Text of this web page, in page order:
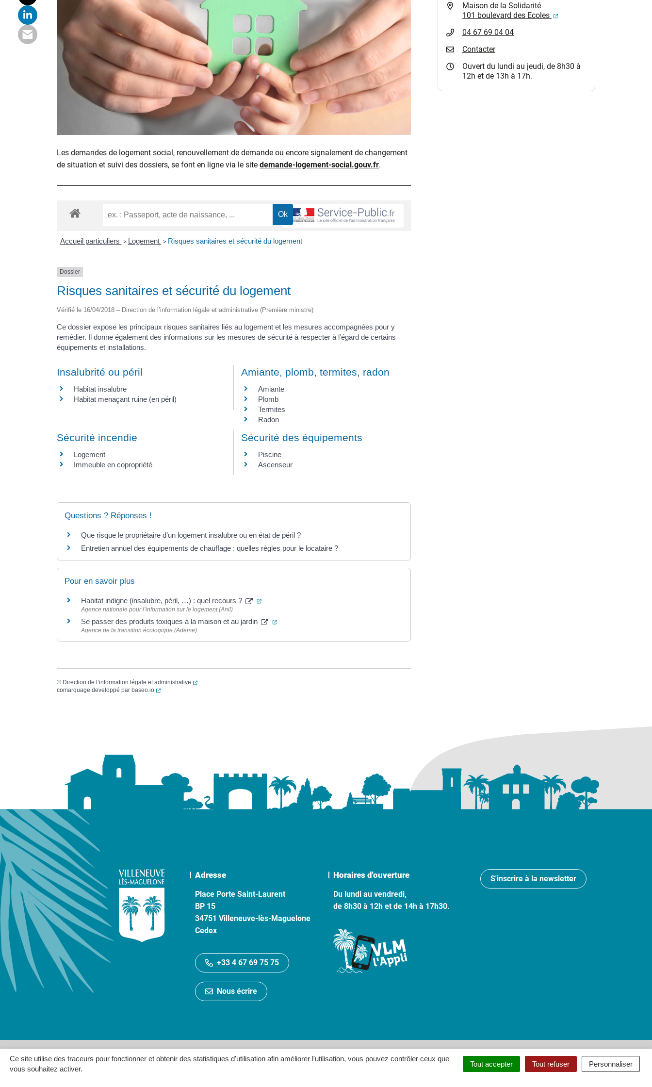
Ce site utilise des traceurs pour fonctionner et obtenir des statistiques d'utilisation afin améliorer l'utilisation, vous pouvez contrôler ceux que
vous souhaitez activer.
Tout accepter Tout refuser Personnaliser
Les demandes de logement social, renouvellement de demande ou encore signalement de changement
de situation et suivi des dossiers, se font en ligne via le site demande-logement-social.gouv.fr.
Accueil particuliers > Logement > Risques sanitaires et sécurité du logement
Dossier
Risques sanitaires et sécurité du logement
Vérifié le 16/04/2018 – Direction de l’information légale et administrative (Première ministre)
Ce dossier expose les principaux risques sanitaires liés au logement et les mesures accompagnées pour y
remédier. Il donne également des informations sur les mesures de sécurité à respecter à l’égard de certains
équipements et installations.
Insalubrité ou péril
Habitat insalubre
Habitat menaçant ruine (en péril)
Amiante, plomb, termites, radon
Amiante
Plomb
Termites
Radon
Sécurité incendie
Logement
Immeuble en copropriété
Sécurité des équipements
Piscine
Ascenseur
Questions ? Réponses !
Que risque le propriétaire d’un logement insalubre ou en état de péril ?
Entretien annuel des équipements de chauffage : quelles règles pour le locataire ?
Pour en savoir plus
Habitat indigne (insalubre, péril, …) : quel recours ? (ouverture dans un nouvel onglet)
Agence nationale pour l’information sur le logement (Anil)
Se passer des produits toxiques à la maison et au jardin (ouverture dans un nouvel onglet)
Agence de la transition écologique (Ademe)
© Direction de l’information légale et administrative
(ouverture dans un nouvel onglet)
comarquage developpé par baseo.io (ouverture dans un nouvel onglet)
Maison de la Solidarité
101 boulevard des Ecoles
(ouverture dans un nouvel
04 67 69 04 04
Contacter
Ouvert du lundi au jeudi, de 8h30 à
12h et de 13h à 17h.
Adresse
Place Porte Saint-Laurent
BP 15
34751 Villeneuve-lès-Maguelone
Cedex
+33 4 67 69 75 75
Nous écrire
Horaires d'ouverture
Du lundi au vendredi,
de 8h30 à 12h et de 14h à 17h30.
S'inscrire à la newsletter